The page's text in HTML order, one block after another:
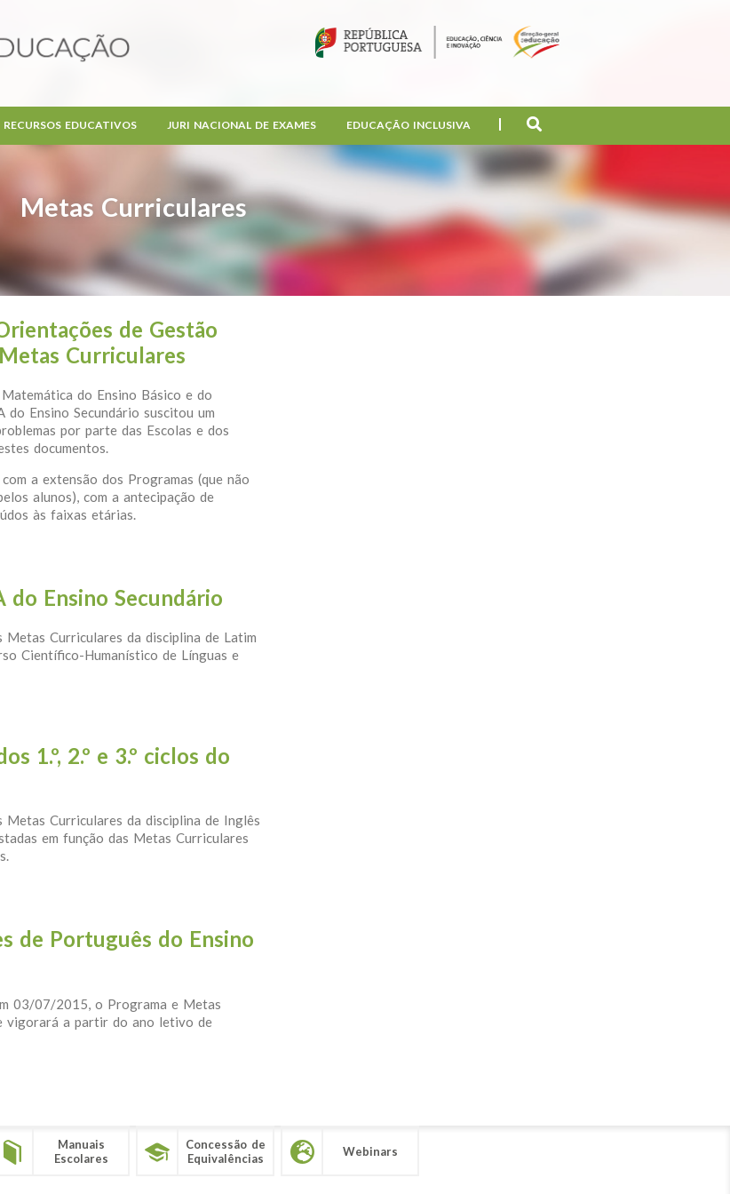
Metas Curriculares
RECURSOS EDUCATIVOS JURI NACIONAL DE EXAMES EDUCAÇÃO INCLUSIVA
de Gestão
Curriculares
do Ensino Básico e do
Ensino Secundário suscitou um
por parte das Escolas e dos
documentos.
a extensão dos Programas (que não
alunos), com a antecipação de
às faixas etárias.
Ensino Secundário
Curriculares da disciplina de Latim
Científico-Humanístico de Línguas e
1.º, 2.º e 3.º ciclos do
Curriculares da disciplina de Inglês
em função das Metas Curriculares
de Português do Ensino
03/07/2015, o Programa e Metas
vigorará a partir do ano letivo de
Manuais
Escolares
Concessão de
Equivalências
Webinars